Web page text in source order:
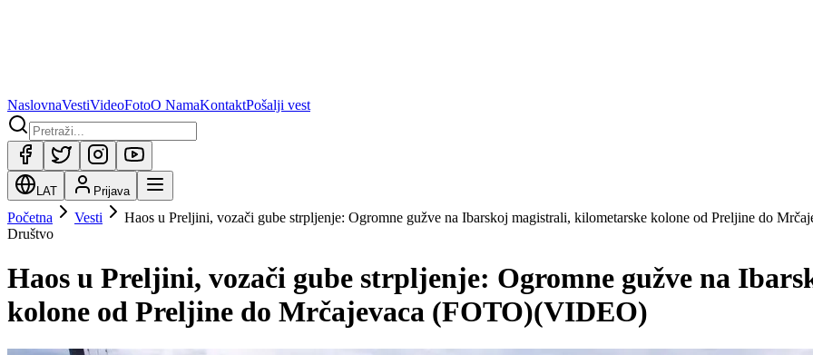
NaslovnaVestiVideoFotoO NamaKontaktPošalji vest
LAT Prijava
Početna Vesti
Haos u Preljini, vozači gube strpljenje: Ogromne gužve na Ibarskoj magistrali, kilometarske kolone od Preljine do
Društvo
Haos u Preljini, vozači gube strpljenje: Ogromne gužve na
kolone od Preljine do Mrčajevaca (FOTO)(VIDEO)